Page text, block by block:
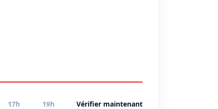
17h 19h Vérifier maintenant